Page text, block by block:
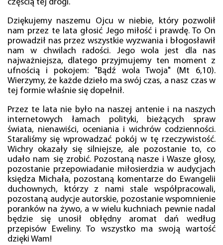
częścią tej drogi.
Dziękujemy naszemu Ojcu w niebie, który pozwolił
nam przez te lata głosić Jego miłość i prawdę. To On
prowadził nas przez wszystkie wyzwania i błogosławił
nam w chwilach radości. Jego wola jest dla nas
najważniejsza, dlatego przyjmujemy ten moment z
ufnością i pokojem: "Bądź wola Twoja" (Mt 6,10).
Wierzymy, że każde dzieło ma swój czas, a nasz czas w
tej formie właśnie się dopełnił.
Przez te lata nie było na naszej antenie i na naszych
internetowych łamach polityki, bieżących spraw
świata, nienawiści, oceniania i wichrów codzienności.
Staraliśmy się wprowadzać pokój w tę rzeczywistość.
Wichry okazały się silniejsze, ale pozostanie to, co
udało nam się zrobić. Pozostaną nasze i Wasze głosy,
pozostanie przepowiadanie miłosierdzia w audycjach
księdza Michała, pozostaną komentarze do Ewangelii
duchownych, którzy z nami stale współpracowali,
pozostaną audycje autorskie, pozostanie wspomnienie
poranków na żywo, a w wielu kuchniach pewnie nadal
będzie się unosił obłędny aromat dań według
przepisów Eweliny. To wszystko ma swoją wartość
dzięki Wam!